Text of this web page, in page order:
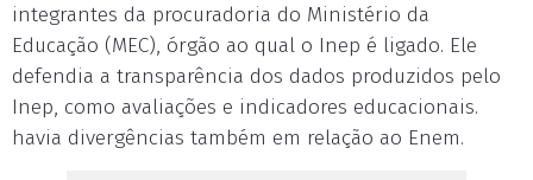
integrantes da procuradoria do Ministério da
Educação (MEC), órgão ao qual o Inep é ligado. Ele
defendia a transparência dos dados produzidos pelo
Inep, como avaliações e indicadores educacionais.
havia divergências também em relação ao Enem.